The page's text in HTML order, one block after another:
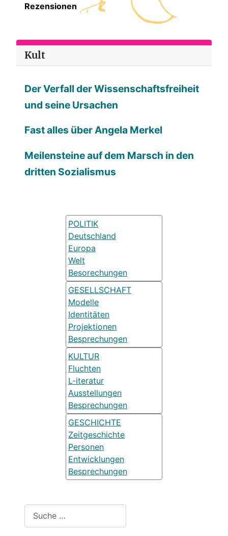
Rezensionen
Kult
Der Verfall der Wissenschaftsfreiheit
und seine Ursachen
Fast alles über Angela Merkel
Meilensteine auf dem Marsch in den
dritten Sozialismus
POLITIK
Deutschland
Europa
Welt
Besorechungen
GESELLSCHAFT
Modelle
Identitäten
Projektionen
Besprechungen
KULTUR
Fluchten
L-iteratur
Ausstellungen
Besprechungen
GESCHICHTE
Zeitgeschichte
Personen
Entwicklungen
Besprechungen